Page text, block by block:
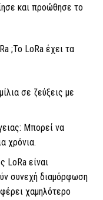
και προώθησε το
;Το LoRaέχει τα
σε ζεύξεις με
Μπορεί να
χρόνια.
LoRaείναι
συνεχή διαμόρφωση
χαμηλότερο